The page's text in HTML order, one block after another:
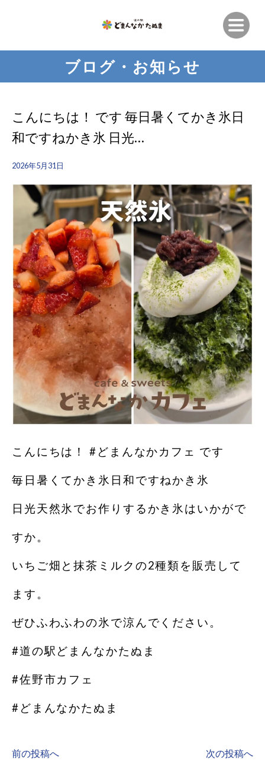
ブログ・お知らせ
こんにちは！ です️ 毎日暑くてかき氷日
和ですねかき氷 日光…
2026年5月31日
こんにちは！ #どまんなかカフェ です️
毎日暑くてかき氷日和ですねかき氷
日光天然氷でお作りするかき氷はいかがで
すか。
いちご畑と抹茶ミルクの2種類を販売して
ます。
ぜひふわふわの氷で涼んでください。
#道の駅どまんなかたぬま
#佐野市カフェ
#どまんなかたぬま
前の投稿へ 次の投稿へ